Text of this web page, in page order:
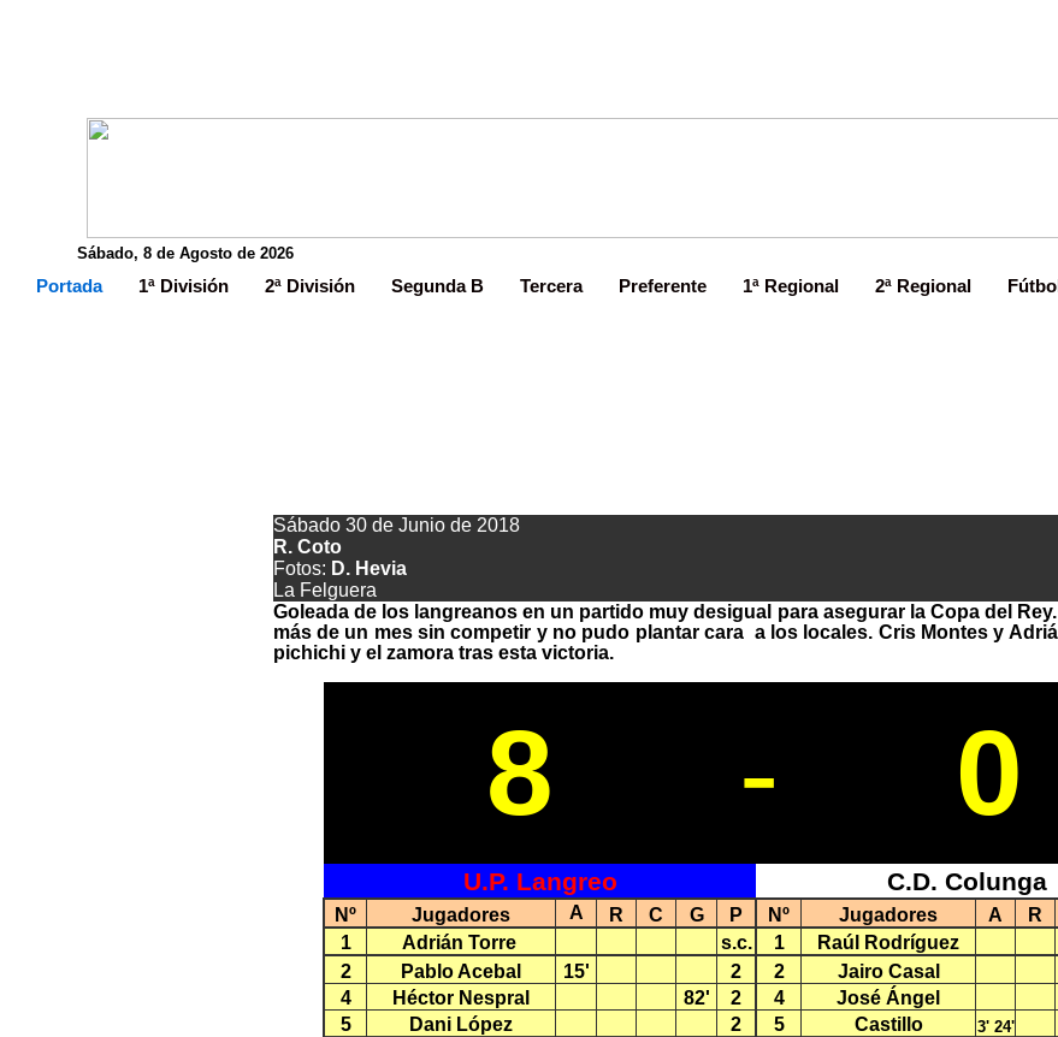
Sábado, 8 de Agosto de 2026
Portada 1ª División 2ª División Segunda B Tercera Preferente 1ª Regional 2ª Regional
Sábado 30 de Junio de 2018
R. Coto
Fotos: D. Hevia
La Felguera
Goleada de los langreanos en un partido muy desigual para asegurar la Copa del
más de un mes sin competir y no pudo plantar cara a los locales. Cris Montes y
pichichi y el zamora tras esta victoria.
8 - 0
U.P. Langreo C.D. Colunga
Nº Jugadores A R C G P Nº Jugadores A R
1
Adrián Torre s.c. 1 Raúl Rodríguez
2
Pablo Acebal 15' 2 2 Jairo Casal
4
Héctor Nespral 82' 2 4 José Ángel
5
Dani López 2 5 Castillo 3' 24'